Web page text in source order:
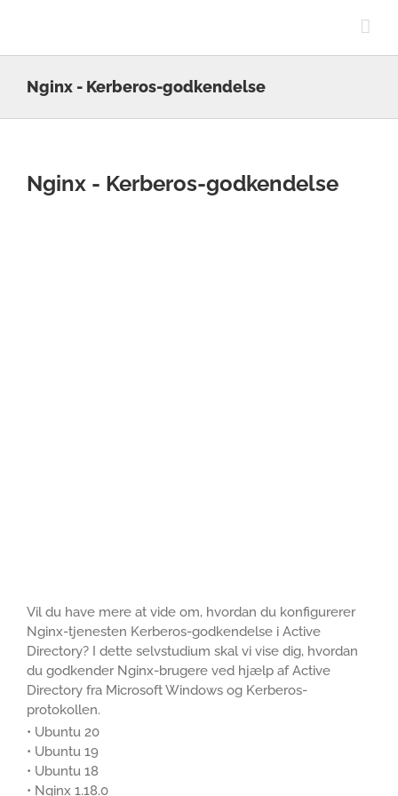
Nginx - Kerberos-godkendelse
Nginx - Kerberos-godkendelse
Vil du have mere at vide om, hvordan du konfigurerer
Nginx-tjenesten Kerberos-godkendelse i Active
Directory? I dette selvstudium skal vi vise dig, hvordan
du godkender Nginx-brugere ved hjælp af Active
Directory fra Microsoft Windows og Kerberos-
protokollen.
• Ubuntu 20
• Ubuntu 19
• Ubuntu 18
• Nginx 1.18.0